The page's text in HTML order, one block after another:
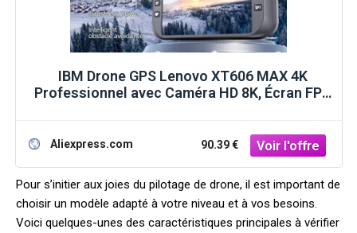
IBM Drone GPS Lenovo XT606 MAX 4K
Professionnel avec Caméra HD 8K, Écran FPV
d'obstacles
Aliexpress.com 90.39 €
Pour s’initier aux joies du pilotage de drone, il est important de
choisir un modèle adapté à votre niveau et à vos besoins.
Voici quelques-unes des caractéristiques principales à vérifier